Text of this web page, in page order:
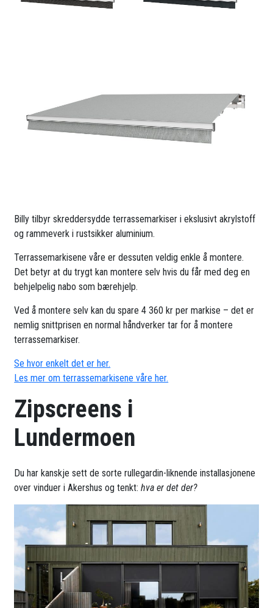
Billy tilbyr skreddersydde terrassemarkiser i ekslusivt akrylstoff
og rammeverk i rustsikker aluminium.
Terrassemarkisene våre er dessuten veldig enkle å montere.
Det betyr at du trygt kan montere selv hvis du får med deg en
behjelpelig nabo som bærehjelp.
Ved å montere selv kan du spare 4 360 kr per markise – det er
nemlig snittprisen en normal håndverker tar for å montere
terrassemarkiser.
Se hvor enkelt det er her.
Les mer om terrassemarkisene våre her.
Zipscreens i
Lundermoen
Du har kanskje sett de sorte rullegardin-liknende installasjonene
over vinduer i Akershus og tenkt:hva er det der?